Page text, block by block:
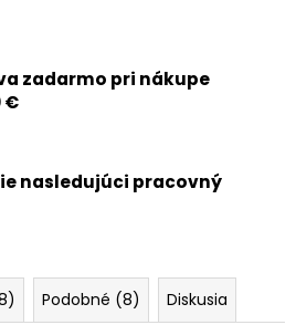
zadarmo pri nákupe
€
nasledujúci pracovný
Podobné (8) Diskusia